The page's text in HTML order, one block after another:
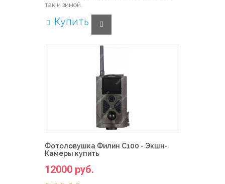
так и зимой.
Купить
Фотоловушка Филин С100 - Экшн-
Камеры купить
12000 руб.